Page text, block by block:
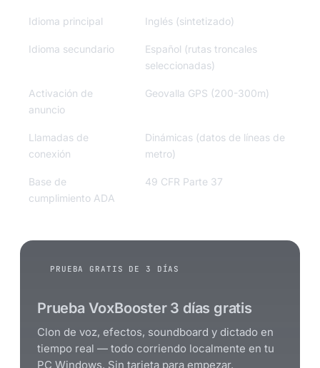
Idioma principal Inglés (sintetizado)
Idioma secundario
Español (rutas troncales
seleccionadas)
Activación de
anuncio
Geovalla GPS (200-300m)
Llamadas de
conexión
Dinámicas (datos de líneas de
metro)
Base de
cumplimiento ADA
49 CFR Parte 37
PRUEBA GRATIS DE 3 DÍAS
Prueba VoxBooster 3 días gratis
Clon de voz, efectos, soundboard y dictado en
tiempo real — todo corriendo localmente en tu
PC Windows. Sin tarjeta para empezar.